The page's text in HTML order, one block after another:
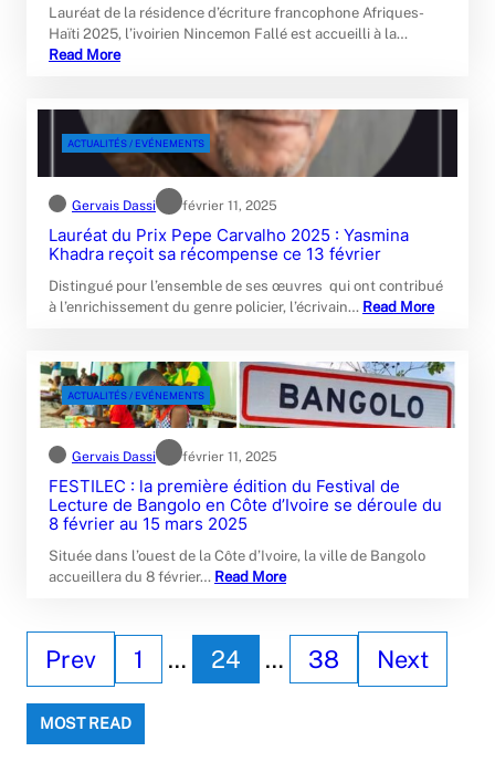
Lauréat de la résidence d’écriture francophone Afriques-
Haïti 2025, l’ivoirien Nincemon Fallé est accueilli à la…
Read More
ACTUALITÉS / EVÉNEMENTS
Gervais Dassi février 11, 2025
Lauréat du Prix Pepe Carvalho 2025 : Yasmina
Khadra reçoit sa récompense ce 13 février
Distingué pour l’ensemble de ses œuvres qui ont contribué
à l’enrichissement du genre policier, l’écrivain… Read More
ACTUALITÉS / EVÉNEMENTS
Gervais Dassi février 11, 2025
FESTILEC : la première édition du Festival de
Lecture de Bangolo en Côte d’Ivoire se déroule du
8 février au 15 mars 2025
Située dans l’ouest de la Côte d’Ivoire, la ville de Bangolo
accueillera du 8 février… Read More
Prev 1 … 24 … 38 Next
MOST READ